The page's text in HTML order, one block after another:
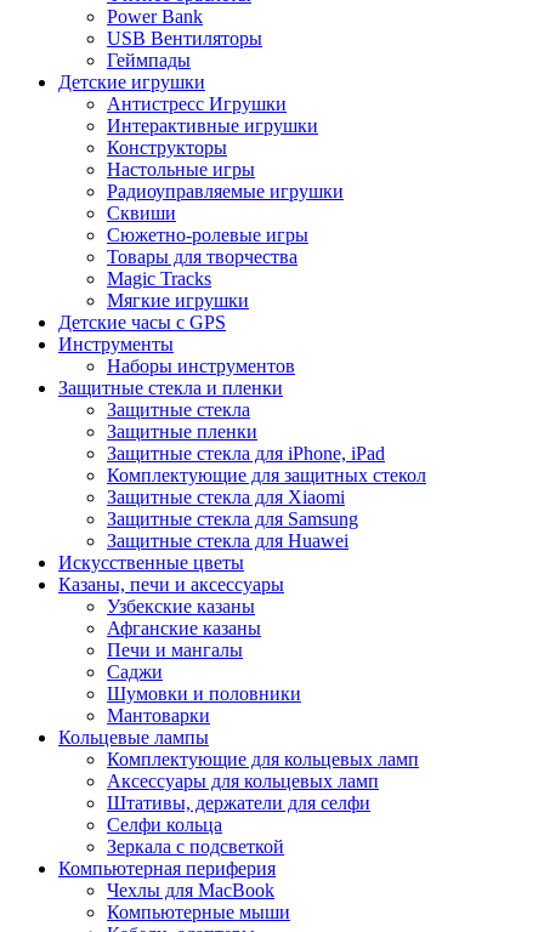
Power Bank
USB Вентиляторы
Геймпады
Детские игрушки
Антистресс Игрушки
Интерактивные игрушки
Конструкторы
Настольные игры
Радиоуправляемые игрушки
Сквиши
Сюжетно-ролевые игры
Товары для творчества
Magic Tracks
Мягкие игрушки
Детские часы с GPS
Инструменты
Наборы инструментов
Защитные стекла и пленки
Защитные стекла
Защитные пленки
Защитные стекла для iPhone, iPad
Комплектующие для защитных стекол
Защитные стекла для Xiaomi
Защитные стекла для Samsung
Защитные стекла для Huawei
Искусственные цветы
Казаны, печи и аксессуары
Узбекские казаны
Афганские казаны
Печи и мангалы
Саджи
Шумовки и половники
Мантоварки
Кольцевые лампы
Комплектующие для кольцевых ламп
Аксессуары для кольцевых ламп
Штативы, держатели для селфи
Селфи кольца
Зеркала с подсветкой
Компьютерная периферия
Чехлы для MacBook
Компьютерные мыши